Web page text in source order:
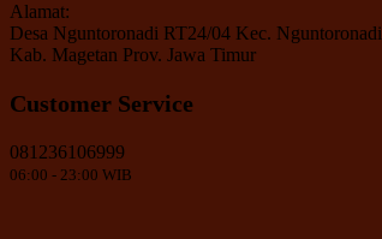
Alamat:
Desa Nguntoronadi RT24/04 Kec. Nguntoronadi
Kab. Magetan Prov. Jawa Timur
Customer Service
081236106999
06:00 - 23:00 WIB